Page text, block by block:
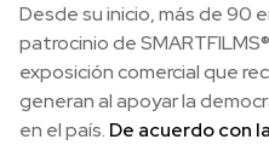
Desde su inicio, más de 90
patrocinio de
exposición comercial que
generan al apoyar la
en el país. De acuerdo con